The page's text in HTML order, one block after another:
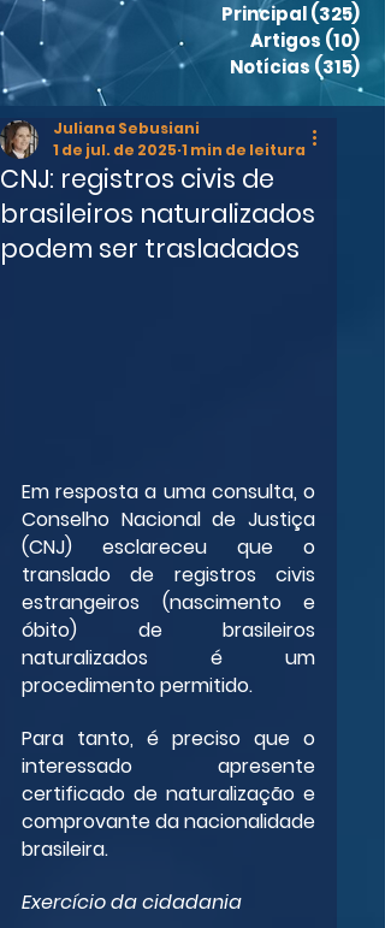
Principal(325)
Artigos (10)
Notícias (315)
CNJ: registros civis de
brasileiros naturalizados
podem ser trasladados
Juliana Sebusiani
1 de jul. de 2025 1 min de leitura
Em resposta a uma consulta, o
Conselho Nacional de Justiça
(CNJ) esclareceu que o
translado de registros civis
estrangeiros (nascimento e
óbito) de brasileiros
naturalizados é um
procedimento permitido.
Para tanto, é preciso que o
interessado apresente
certificado de naturalização e
comprovante da nacionalidade
brasileira.
Exercício da cidadania